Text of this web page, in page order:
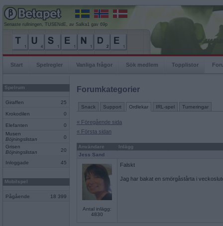
Senaste rullningen, TUSENdE, av Salka1 gav 69p
Start Spelregler Vanliga frågor Sök medlem Topplistor
Spelrum
Giraffen 25
Krokodilen 0
Elefanten
0
Musen
Böjningslistan
0
Grisen
Böjningslistan
20
Inloggade 45
Mobilspel
Pågående 18 399
Forumkategorier
Snack Support Ordlekar IRL-spel Turneringar
« Föregående sida
« Första sidan
Användare
Inlägg
Jess Sand
Antal inlägg:
4830
Falskt
Jag har bakat en smörgåstårta i